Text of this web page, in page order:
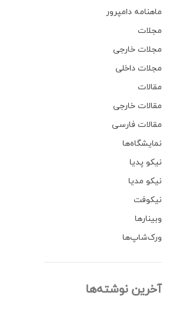
ماهنامه دامپرور
مجلات
مجلات خارجی
مجلات داخلی
مقالات
مقالات خارجی
مقالات فارسی
نمایشگاه‌ها
نیکو پدیا
نیکو مدیا
نیکوفت
وبینار‌ها
ورک‌شاپ‌ها
آخرین نوشته‌ها